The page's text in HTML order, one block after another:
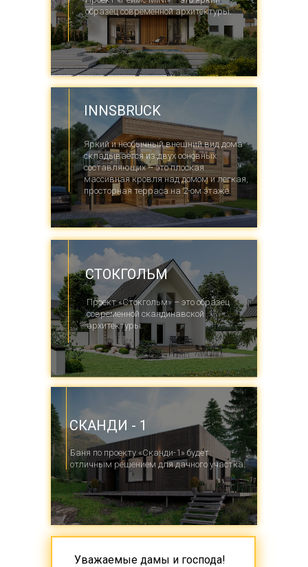
Уважаемые дамы и господа!
Яркий и необычный внешний вид дома
складывается из двух основных
составляющих – это плоская
массивная кровля над домом и легкая,
просторная терраса на 2-ом этаже.
INNSBRUCK
образец современной архитектуры.
Проект «Стокгольм» – это образец
современной скандинавской
архитектуры.
СТОКГОЛЬМ
Баня по проекту «Сканди-1» будет
отличным решением для дачного участка.
СКАНДИ - 1